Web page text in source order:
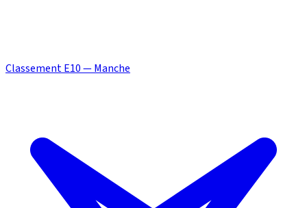
Classement E10 — Manche